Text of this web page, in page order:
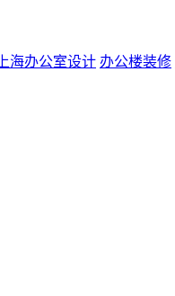
上海办公室设计 办公楼装修